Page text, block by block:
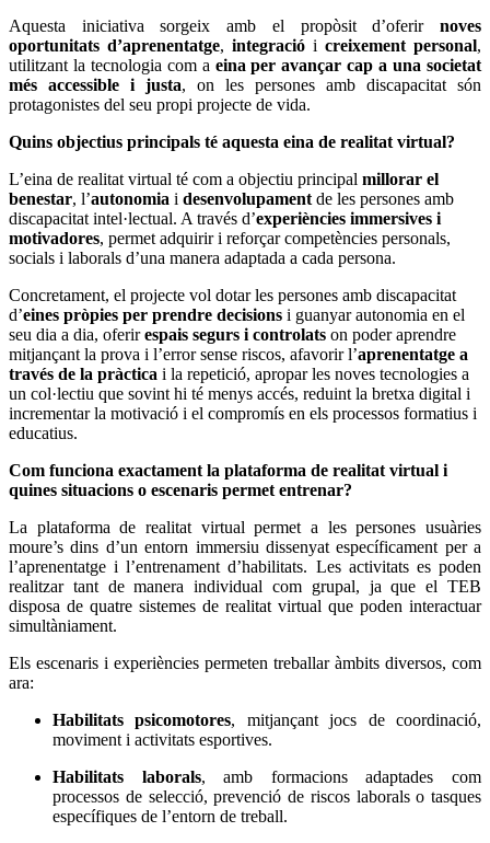
Aquesta iniciativa sorgeix amb el propòsit d’oferir noves
oportunitats d’aprenentatge, integració i creixement personal,
utilitzant la tecnologia com a eina per avançar cap a una societat
més accessible i justa, on les persones amb discapacitat són
protagonistes del seu propi projecte de vida.
Quins objectius principals té aquesta eina de realitat virtual?
L’eina de realitat virtual té com a objectiu principal millorar el
benestar, l’autonomia i desenvolupamentde les persones amb
discapacitat intel·lectual. A través d’experiències immersives i
motivadores, permet adquirir i reforçar competències personals,
socials i laborals d’una manera adaptada a cada persona.
Concretament, el projecte vol dotar les persones amb discapacitat
d’eines pròpies per prendre decisions i guanyar autonomia en el
seu dia a dia, oferirespais segurs i controlats on poder aprendre
mitjançant la prova i l’error sense riscos, afavorir l’aprenentatge a
través de la pràctica i la repetició, apropar les noves tecnologies a
un col·lectiu que sovint hi té menys accés, reduint la bretxa digital i
incrementar la motivació i el compromís en els processos formatius i
educatius.
Com funciona exactament la plataforma de realitat virtual i
quines situacions o escenaris permet entrenar?
La plataforma de realitat virtual permet a les persones usuàries
moure’s dins d’un entorn immersiu dissenyat específicament per a
l’aprenentatge i l’entrenament d’habilitats. Les activitats es poden
realitzar tant de manera individual com grupal, ja que el TEB
disposa de quatre sistemes de realitat virtual que poden interactuar
simultàniament.
Els escenaris i experiències permeten treballar àmbits diversos, com
ara:
Habilitats psicomotores, mitjançant jocs de coordinació,
moviment i activitats esportives.
Habilitats laborals, amb formacions adaptades com
processos de selecció, prevenció de riscos laborals o tasques
específiques de l’entorn de treball.